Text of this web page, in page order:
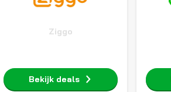
Ziggo
Bekijk deals